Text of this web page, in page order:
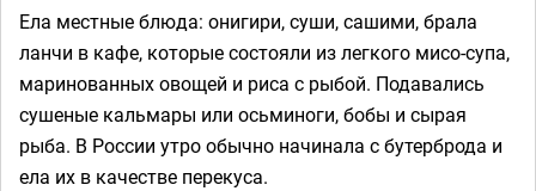
Ела местные блюда: онигири, суши, сашими, брала
ланчи в кафе, которые состояли из легкого мисо-супа,
маринованных овощей и риса с рыбой. Подавались
сушеные кальмары или осьминоги, бобы и сырая
рыба. В России утро обычно начинала с бутерброда и
ела их в качестве перекуса.